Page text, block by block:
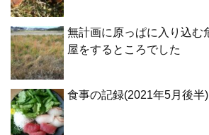
無計画に原っぱに入り込む
屋をするところでした
食事の記録(2021年5月後半)